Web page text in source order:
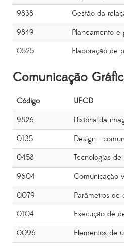
9838 Gestão da
9849 Planeamento e
0525 Elaboração de
Comunicação
Código UFCD
9826 História da
0135 Design -
0458 Tecnologias
9604 Comunicação
0079 Parâmetros de
0104 Execução de
0096 Elementos de